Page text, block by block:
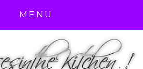
MENU